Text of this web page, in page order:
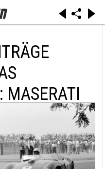
MASERATI